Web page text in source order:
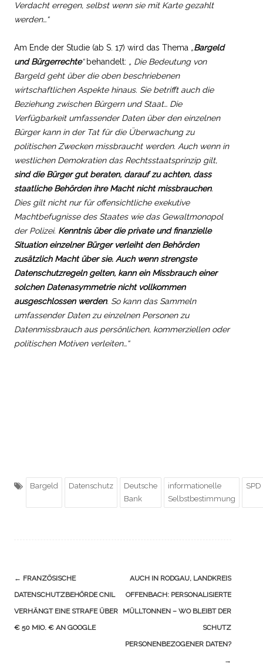
Verdacht erregen, selbst wenn sie mit Karte gezahlt
werden…“
Am Ende der Studie (ab S. 17) wird das Thema „Bargeld
und Bürgerrechte“behandelt: „ Die Bedeutung von
Bargeld geht über die oben beschriebenen
wirtschaftlichen Aspekte hinaus. Sie betrifft auch die
Beziehung zwischen Bürgern und Staat… Die
Verfügbarkeit umfassender Daten über den einzelnen
Bürger kann in der Tat für die Überwachung zu
politischen Zwecken missbraucht werden. Auch wenn in
westlichen Demokratien das Rechtsstaatsprinzip gilt,
sind die Bürger gut beraten, darauf zu achten, dass
staatliche Behörden ihre Macht nicht missbrauchen.
Dies gilt nicht nur für offensichtliche exekutive
Machtbefugnisse des Staates wie das Gewaltmonopol
der Polizei. Kenntnis über die private und finanzielle
Situation einzelner Bürger verleiht den Behörden
zusätzlich Macht über sie. Auch wenn strengste
Datenschutzregeln gelten, kann ein Missbrauch einer
solchen Datenasymmetrie nicht vollkommen
ausgeschlossen werden. So kann das Sammeln
umfassender Daten zu einzelnen Personen zu
Datenmissbrauch aus persönlichen, kommerziellen oder
politischen Motiven verleiten…“
Bargeld Datenschutz
Deutsche
Bank
informationelle
Selbstbestimmung
SPD
Navigation
(Beiträge)
← FRANZÖSISCHE
DATENSCHUTZBEHÖRDE CNIL
VERHÄNGT EINE STRAFE ÜBER
€ 50 MIO. € AN GOOGLE
AUCH IN RODGAU, LANDKREIS
OFFENBACH: PERSONALISIERTE
MÜLLTONNEN – WO BLEIBT DER
SCHUTZ
PERSONENBEZOGENER DATEN?
→